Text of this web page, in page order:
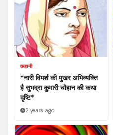
कहानी
*नारी विमर्श की मुखर अभिव्यक्ति
है सुभद्रा कुमारी चौहान की कथा
दृष्टि*
2 years ago